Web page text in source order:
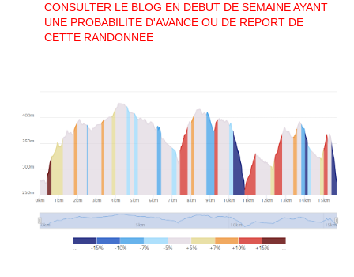
CONSULTER LE BLOG EN DEBUT DE SEMAINE AYANT
UNE PROBABILITE D'AVANCE OU DE REPORT DE
CETTE RANDONNEE